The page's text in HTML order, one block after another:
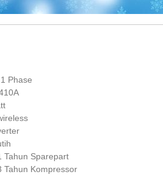
Phase
Tahun Sparepart
Tahun Kompressor